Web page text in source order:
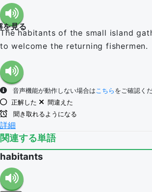
を見る
The habitants of the small island
to welcome the returning fishermen.
音声機能が動作しない場合はこちら をご確認く
正解した
間違えた
聞き取れるようになる
詳細
関連する単語
habitants